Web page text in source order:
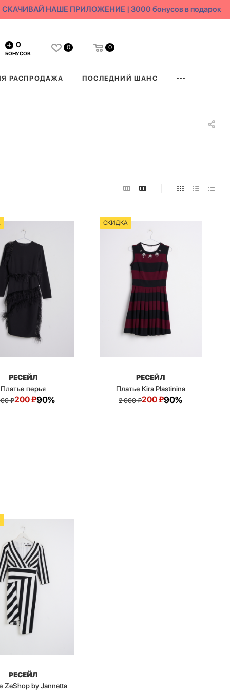
НАШЕ ПРИЛОЖЕНИЕ | 3000 бонусов в подарок
0
БОНУСОВ
0 0
РАСПРОДАЖА ПОСЛЕДНИЙ ШАНС
РЕСЕЙЛ
Платье перья
₽200₽90%
СКИДКА
РЕСЕЙЛ
Платье Kira Plastinina
2 000₽200₽90%
РЕСЕЙЛ
ZeShop by Jannetta